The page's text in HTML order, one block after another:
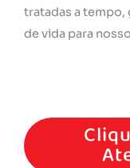
tratadas a tempo,
de vida para